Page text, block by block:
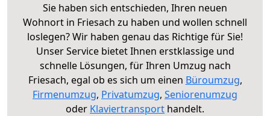
Sie haben sich entschieden, Ihren neuen
Wohnort in Friesach zu haben und wollen schnell
loslegen? Wir haben genau das Richtige für Sie!
Unser Service bietet Ihnen erstklassige und
schnelle Lösungen, für Ihren Umzug nach
Friesach, egal ob es sich um einen Büroumzug,
Firmenumzug, Privatumzug, Seniorenumzug
oder Klaviertransport handelt.